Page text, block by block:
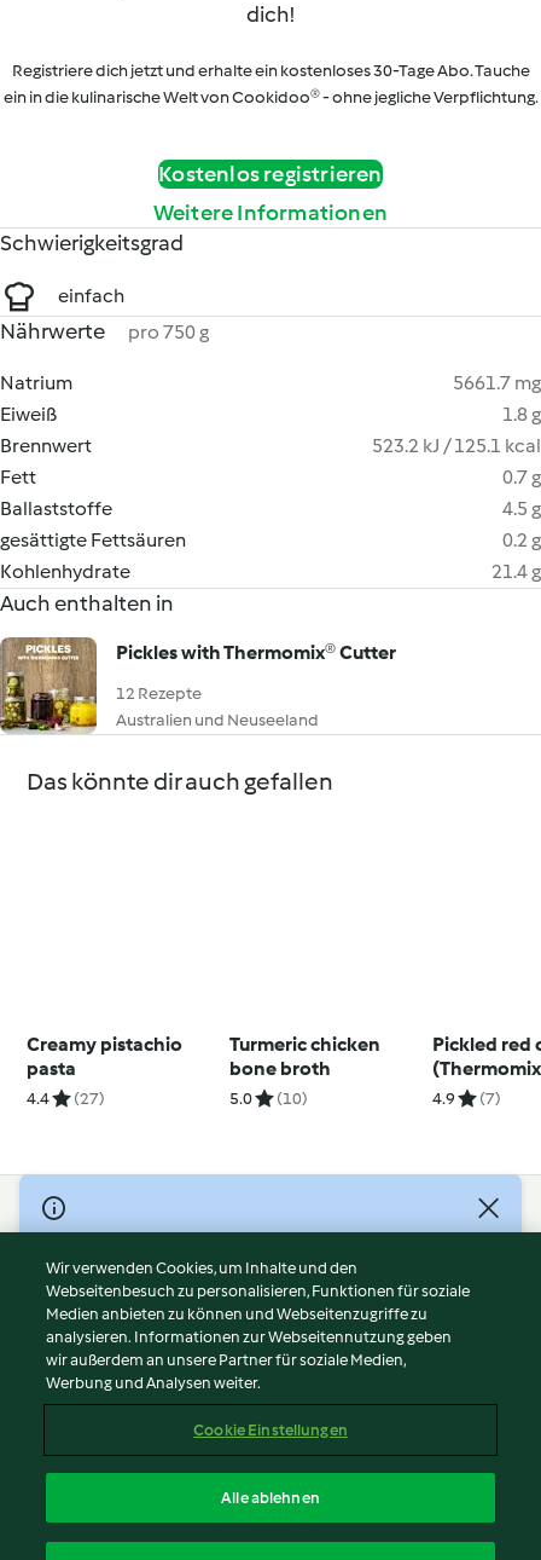
dich!
Registriere dich jetzt und erhalte ein kostenloses 30-Tage Abo. Tauche
ein in die kulinarische Welt von Cookidoo® - ohne jegliche Verpflichtung.
Kostenlos registrieren
Weitere Informationen
Schwierigkeitsgrad
einfach
Nährwerte pro 750 g
Natrium
5661.7 mg
Eiweiß
1.8 g
Brennwert
523.2 kJ / 125.1 kcal
Fett
0.7 g
Ballaststoffe
4.5 g
gesättigte Fettsäuren
0.2 g
Kohlenhydrate
21.4 g
Auch enthalten in
Pickles with Thermomix® Cutter
12 Rezepte
Australien und Neuseeland
Das könnte dir auch gefallen
Creamy pistachio
pasta
4.4 (27)
Turmeric chicken
bone broth
5.0 (10)
Pickled red
4.9 (7)
© Copyright 2026
Nutzungsbedingungen
Datenschutzrichtlinien
Disclaimer
Impressum
Cookies
Abo kündigen
Erklärung zur Barrierefreiheit
Wir verwenden Cookies, um Inhalte und den
Webseitenbesuch zu personalisieren, Funktionen für soziale
Medien anbieten zu können und Webseitenzugriffe zu
analysieren. Informationen zur Webseitennutzung geben
wir außerdem an unsere Partner für soziale Medien,
Werbung und Analysen weiter.
Cookie Einstellungen
Alle ablehnen